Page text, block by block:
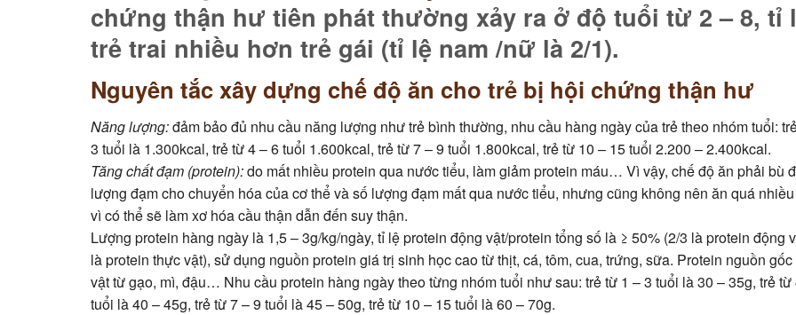
chứng thận hư tiên phát thường xảy ra ở độ tuổi từ 2 – 8, tỉ
trẻ trai nhiều hơn trẻ gái (tỉ lệ nam /nữ là 2/1).
Nguyên tắc xây dựng chế độ ăn cho trẻ bị hội chứng thận hư
Năng lượng:đảm bảo đủ nhu cầu năng lượng như trẻ bình thường, nhu cầu hàng ngày của trẻ theo nhóm tuổi:
3 tuổi là 1.300kcal, trẻ từ 4 – 6 tuổi 1.600kcal, trẻ từ 7 – 9 tuổi 1.800kcal, trẻ từ 10 – 15 tuổi 2.200 – 2.400kcal.
Tăng chất đạm (protein):do mất nhiều protein qua nước tiểu, làm giảm protein máu… Vì vậy, chế độ ăn phải bù
lượng đạm cho chuyển hóa của cơ thể và số lượng đạm mất qua nước tiểu, nhưng cũng không nên ăn quá
vì có thể sẽ làm xơ hóa cầu thận dẫn đến suy thận.
Lượng protein hàng ngày là 1,5 – 3g/kg/ngày, tỉ lệ protein động vật/protein tổng số là ≥ 50% (2/3 là protein động
là protein thực vật), sử dụng nguồn protein giá trị sinh học cao từ thịt, cá, tôm, cua, trứng, sữa. Protein nguồn
vật từ gạo, mì, đậu… Nhu cầu protein hàng ngày theo từng nhóm tuổi như sau: trẻ từ 1 – 3 tuổi là 30 – 35g, trẻ từ
tuổi là 40 – 45g, trẻ từ 7 – 9 tuổi là 45 – 50g, trẻ từ 10 – 15 tuổi là 60 – 70g.